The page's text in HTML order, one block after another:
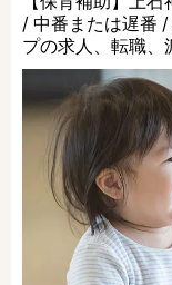
/ 中番または遅番
プの求人、転職、
雇用形態
職種
保育士
保育補助
放課後児童支